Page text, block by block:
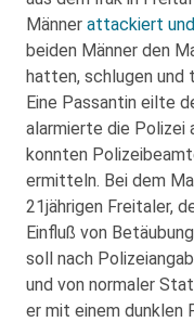
Männer attackiert
beiden Männer den
hatten, schlugen und
Eine Passantin eilte
alarmierte die Polizei
konnten
ermitteln. Bei dem
21jährigen Freitaler,
Einfluß von
soll nach
und von normaler
er mit einem dunklen